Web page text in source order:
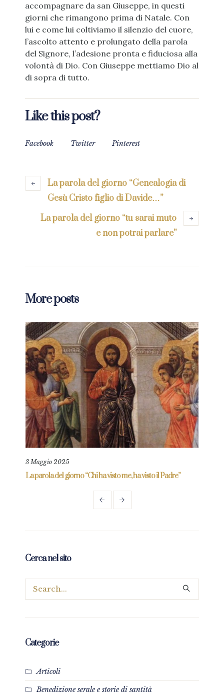
accompagnare da san Giuseppe, in questi
giorni che rimangono prima di Natale. Con
lui e come lui coltiviamo il silenzio del cuore,
l’ascolto attento e prolungato della parola
del Signore, l’adesione pronta e fiduciosa alla
volontà di Dio. Con Giuseppe mettiamo Dio al
di sopra di tutto.
Like this post?
Facebook Twitter Pinterest
La parola del giorno “Genealogia di
Gesù Cristo figlio di Davide…”
La parola del giorno “tu sarai muto
e non potrai parlare”
More posts
3 Maggio 2025
La parola del giorno “Chi ha visto me, ha visto il Padre”
Cerca nel sito
Categorie
Articoli
Benedizione serale e storie di santità